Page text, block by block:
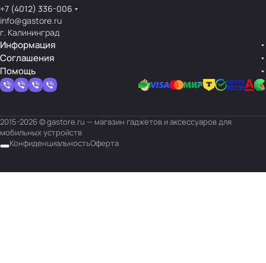
+7 (4012) 336-006
info@gastore.ru
г. Калининград
Информация
Соглашения
Помощь
2015-2026 © gastore.ru — магазин гаджетов и аксессуаров для
мобильных устройств
КонфиденциальностьОферта